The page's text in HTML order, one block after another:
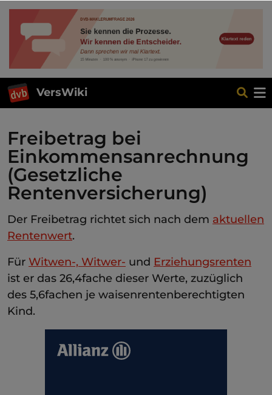
VersWiki
Freibetrag bei
Einkommensanrechnung
(Gesetzliche
Rentenversicherung)
Der Freibetrag richtet sich nach dem aktuellen
Rentenwert.
Für Witwen-, Witwer- und Erziehungsrenten
ist er das 26,4fache dieser Werte, zuzüglich
des 5,6fachen je waisenrentenberechtigten
Kind.